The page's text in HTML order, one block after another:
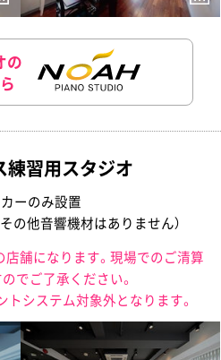
の
練習用スタジオ
ーのみ設置
その他音響機材はありません）
店舗になります。現場でのご清算
でご了承ください。
システム対象外となります。